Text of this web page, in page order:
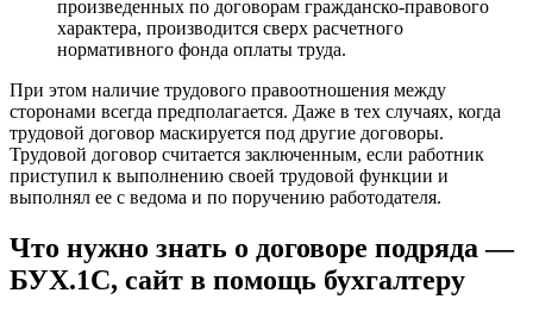
произведенных по договорам гражданско-правового
характера, производится сверх расчетного
нормативного фонда оплаты труда.
При этом наличие трудового правоотношения между
сторонами всегда предполагается. Даже в тех случаях, когда
трудовой договор маскируется под другие договоры.
Трудовой договор считается заключенным, если работник
приступил к выполнению своей трудовой функции и
выполнял ее с ведома и по поручению работодателя.
Что нужно знать о договоре подряда —
БУХ.1С, сайт в помощь бухгалтеру